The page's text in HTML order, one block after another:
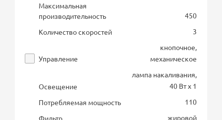
Максимальная
производительность
450
Количество скоростей
3
Управление
кнопочное,
механическое
Освещение
лампа накаливания,
40 Вт х 1
Потребляемая мощность
110
Фильтр
жировой